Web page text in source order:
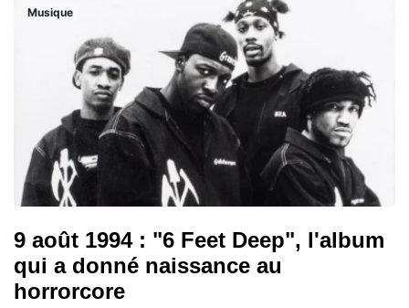
Musique
9 août 1994 : "6 Feet Deep", l'album
qui a donné naissance au
horrorcore